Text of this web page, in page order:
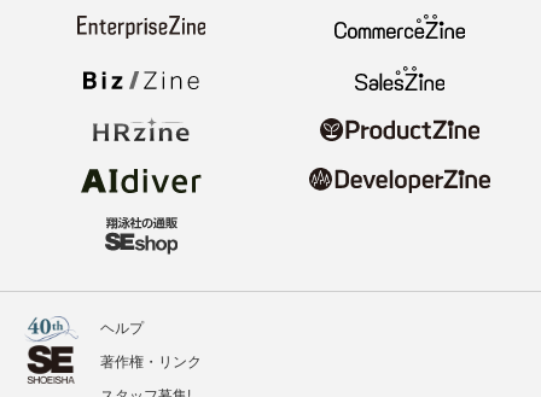
ヘルプ
著作権・リンク